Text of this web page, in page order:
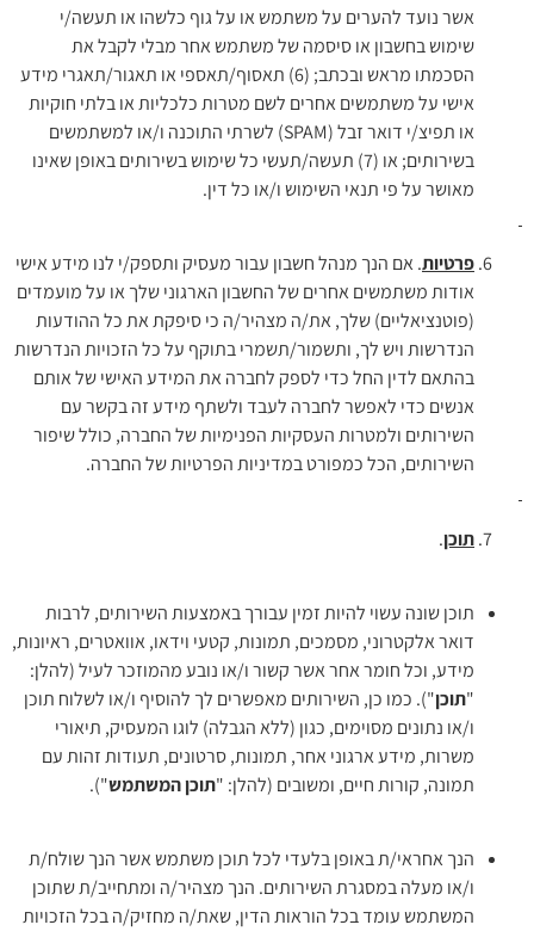
אשר נועד להערים על משתמש או על גוף כלשהו או תעשה/י
שימוש בחשבון או סיסמה של משתמש אחר מבלי לקבל את
הסכמתו מראש ובכתב; (6) תאסוף/תאספי או תאגור/תאגרי מידע
אישי על משתמשים אחרים לשם מטרות כלכליות או בלתי חוקיות
או תפיצ/י דואר זבל (SPAM) לשרתי התוכנה ו/או למשתמשים
בשירותים; או (7) תעשה/תעשי כל שימוש בשירותים באופן שאינו
מאושר על פי תנאי השימוש ו/או כל דין.
פרטיות. אם הנך מנהל חשבון עבור מעסיק ותספק/י לנו מידע אישי
אודות משתמשים אחרים של החשבון הארגוני שלך או על מועמדים
(פוטנציאליים) שלך, את/ה מצהיר/ה כי סיפקת את כל ההודעות
הנדרשות ויש לך, ותשמור/תשמרי בתוקף על כל הזכויות הנדרשות
בהתאם לדין החל כדי לספק לחברה את המידע האישי של אותם
אנשים כדי לאפשר לחברה לעבד ולשתף מידע זה בקשר עם
השירותים ולמטרות העסקיות הפנימיות של החברה, כולל שיפור
השירותים, הכל כמפורט במדיניות הפרטיות של החברה.
תוכן.
תוכן שונה עשוי להיות זמין עבורך באמצעות השירותים, לרבות
דואר אלקטרוני, מסמכים, תמונות, קטעי וידאו, אוואטרים, ראיונות,
מידע, וכל חומר אחר אשר קשור ו/או נובע מהמוזכר לעיל (להלן:
"תוכן"). כמו כן, השירותים מאפשרים לך להוסיף ו/או לשלוח תוכן
ו/או נתונים מסוימים, כגון (ללא הגבלה) לוגו המעסיק, תיאורי
משרות, מידע ארגוני אחר, תמונות, סרטונים, תעודות זהות עם
תמונה, קורות חיים, ומשובים (להלן: "תוכן המשתמש").
הנך אחראי/ת באופן בלעדי לכל תוכן משתמש אשר הנך שולח/ת
ו/או מעלה במסגרת השירותים. הנך מצהיר/ה ומתחייב/ת שתוכן
המשתמש עומד בכל הוראות הדין, שאת/ה מחזיק/ה בכל הזכויות